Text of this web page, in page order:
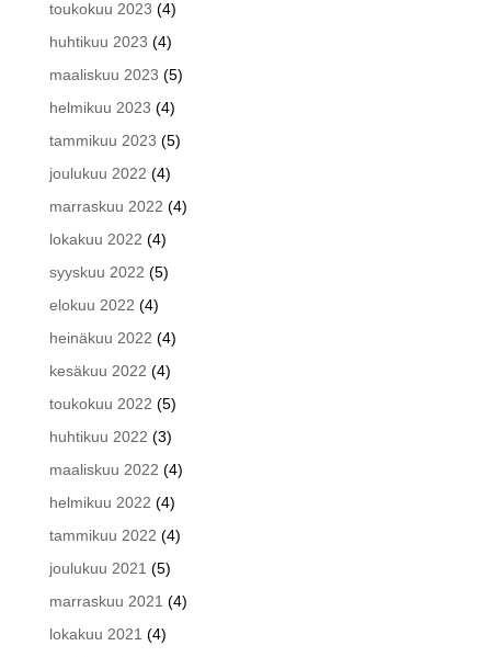
toukokuu 2023 (4)
huhtikuu 2023 (4)
maaliskuu 2023 (5)
helmikuu 2023 (4)
tammikuu 2023 (5)
joulukuu 2022 (4)
marraskuu 2022 (4)
lokakuu 2022 (4)
syyskuu 2022 (5)
elokuu 2022 (4)
heinäkuu 2022 (4)
kesäkuu 2022 (4)
toukokuu 2022 (5)
huhtikuu 2022 (3)
maaliskuu 2022 (4)
helmikuu 2022 (4)
tammikuu 2022 (4)
joulukuu 2021 (5)
marraskuu 2021 (4)
lokakuu 2021 (4)